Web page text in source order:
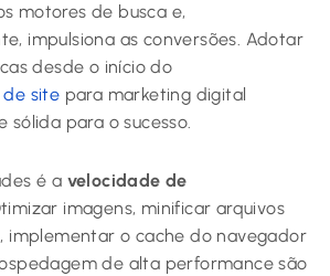
motores de busca e,
impulsiona as conversões. Adotar
desde o início do
site para marketing digital
sólida para o sucesso.
é a velocidade de
imagens, minificar arquivos
implementar o cache do navegador
de alta performance são